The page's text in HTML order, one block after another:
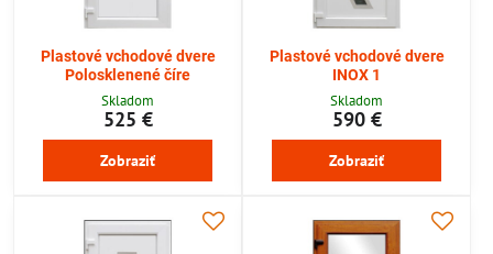
Plastové vchodové dvere
Polosklenené číre
Skladom
525 €
Zobraziť
Plastové vchodové dvere
INOX 1
Skladom
590 €
Zobraziť